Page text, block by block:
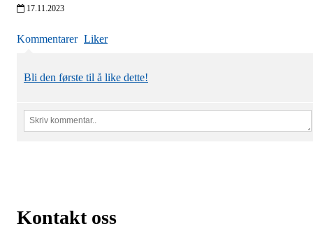
17.11.2023
Kommentarer Liker
Bli den første til å like dette!
Kontakt oss